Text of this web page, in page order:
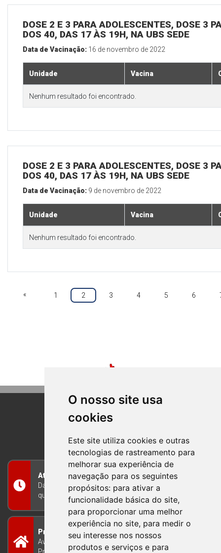
O nosso site usa
cookies
Este site utiliza cookies e outras
tecnologias de rastreamento para
melhorar sua experiência de
navegação para os seguintes
propósitos: para ativar a
funcionalidade básica do site,
para proporcionar uma melhor
experiência no site, para medir o
seu interesse nos nossos
produtos e serviços e para
DOSE 2 E 3 PARA ADOLESCENTES, DOSE 3
DOS 40, DAS 17 ÀS 19H, NA UBS SEDE
Data de Vacinação: 16 de novembro de 2022
Unidade Vacina
Nenhum resultado foi encontrado.
DOSE 2 E 3 PARA ADOLESCENTES, DOSE 3
DOS 40, DAS 17 ÀS 19H, NA UBS SEDE
Data de Vacinação: 9 de novembro de 2022
Unidade Vacina
Nenhum resultado foi encontrado.
« 1 2 3 4 5 6
BOM PRINCIPIO
RIO GRANDE DO SUL
Atendimento
Das 8h às 12h e das 13h às 17h30, de segunda a
quinta-feira, e nas sextas-feiras das 7h às 13h
Prefeitura Municipal
Avenida Guilherme Winter 65 - Centro Bom